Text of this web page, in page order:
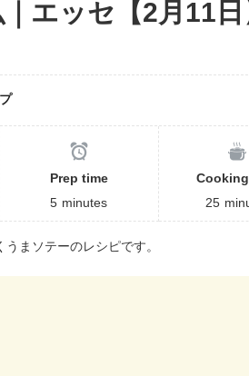
エッセ【2月11日
Prep time
5 minutes
25
まソテーのレシピです。